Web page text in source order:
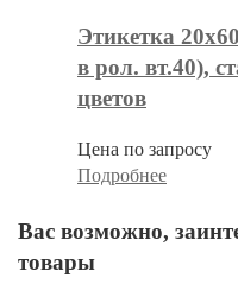
Этикетка
в рол. вт.40),
цветов
Цена по запросу
Подробнее
Вас возможно,
товары